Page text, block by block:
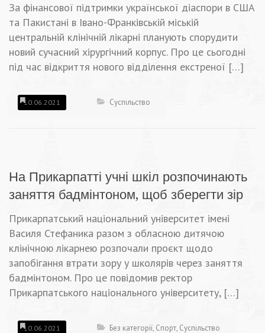
За фінансової підтримки української діаспори в США
та Пакистані в Івано-Франківській міській
центральній клінічній лікарні планують спорудити
новий сучасний хірургічний корпус. Про це сьогодні
під час відкриття нового відділення екстреної […]
10.06.2021 Суспільство
На Прикарпатті учні шкіл розпочинають
заняття бадмінтоном, щоб зберегти зір
Прикарпатський національний університет імені
Василя Стефаника разом з обласною дитячою
клінічною лікарнею розпочали проєкт щодо
запобігання втрати зору у школярів через заняття
бадмінтоном. Про це повідомив ректор
Прикарпатського національного університету, […]
10.06.2021 Без категорії, Спорт, Суспільство